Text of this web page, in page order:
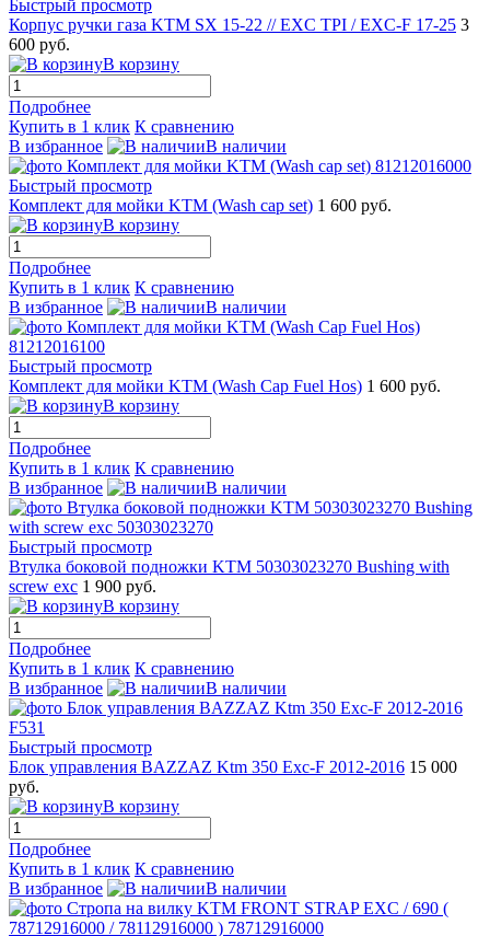
Быстрый просмотр
Корпус ручки газа KTM SX 15-22 // EXC TPI / EXC-F 17-25 3
600 руб.
В корзину
Подробнее
Купить в 1 клик К сравнению
В избранное
В наличии
Быстрый просмотр
Комплект для мойки KTM (Wash cap set) 1 600 руб.
В корзину
Подробнее
Купить в 1 клик К сравнению
В избранное
В наличии
Быстрый просмотр
Комплект для мойки KTM (Wash Cap Fuel Hos) 1 600 руб.
В корзину
Подробнее
Купить в 1 клик К сравнению
В избранное
В наличии
Быстрый просмотр
Втулка боковой подножки KTM 50303023270 Bushing with
screw exc 1 900 руб.
В корзину
Подробнее
Купить в 1 клик К сравнению
В избранное
В наличии
Быстрый просмотр
Блок управления BAZZAZ Ktm 350 Exc-F 2012-2016 15 000
руб.
В корзину
Подробнее
Купить в 1 клик К сравнению
В избранное
В наличии